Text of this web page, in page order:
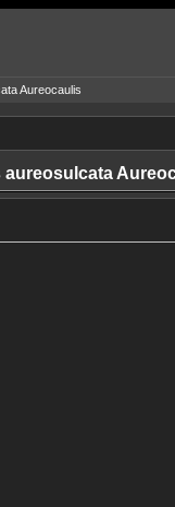
Aureocaulis
aureosulcata